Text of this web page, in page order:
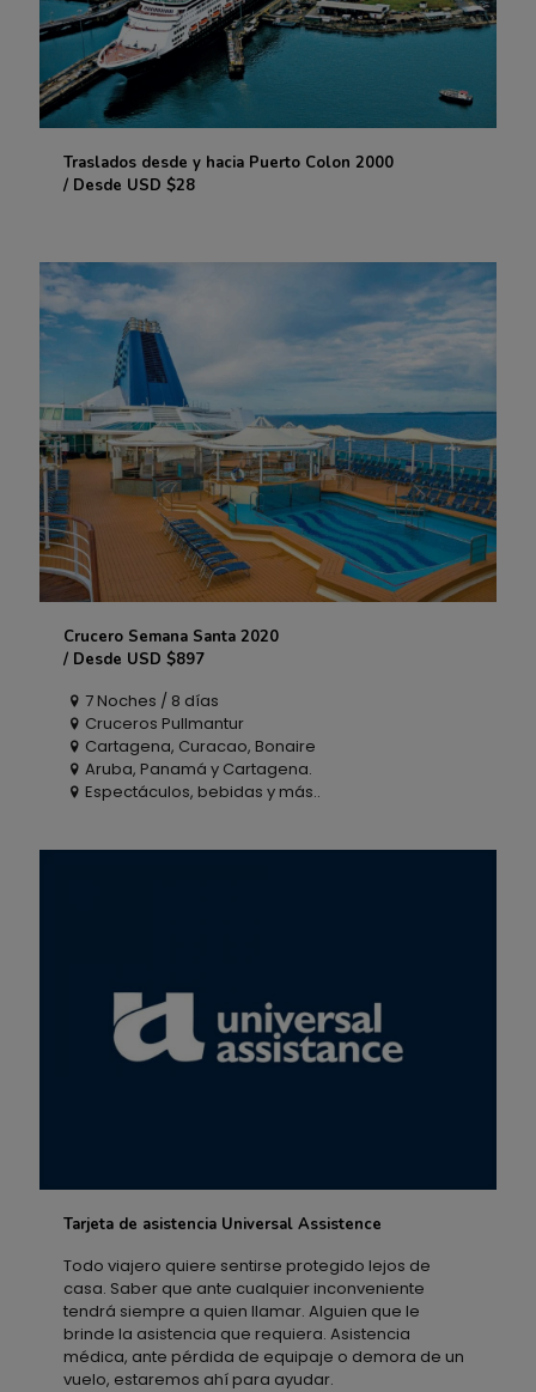
Traslados desde y hacia Puerto Colon 2000
Traslados desde y hacia Puerto Colon 2000
/ Desde USD $28
Crucero Semana Santa 2020
/ Desde USD $897
Crucero Semana Santa 2020
/ Desde USD $897
7 Noches / 8 días
Cruceros Pullmantur
Cartagena, Curacao, Bonaire
Aruba, Panamá y Cartagena.
Espectáculos, bebidas y más..
Tarjeta de asistencia Universal Assistence
Tarjeta de asistencia Universal Assistence
Todo viajero quiere sentirse protegido lejos de
casa. Saber que ante cualquier inconveniente
tendrá siempre a quien llamar. Alguien que le
brinde la asistencia que requiera. Asistencia
médica, ante pérdida de equipaje o demora de un
vuelo, estaremos ahí para ayudar.